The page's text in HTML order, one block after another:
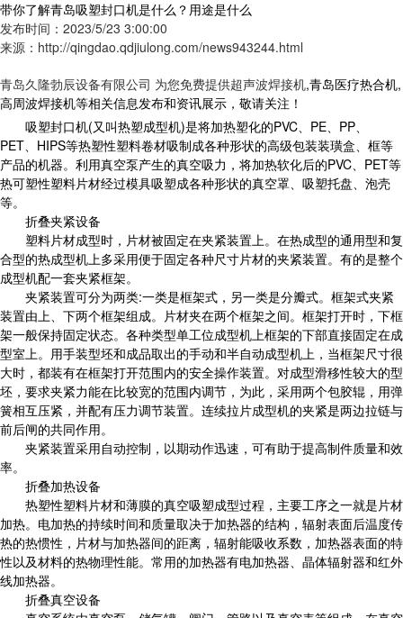
带你了解青岛吸塑封口机是什么？用途是什么
发布时间：2023/5/23 3:00:00
来源：http://qingdao.qdjiulong.com/news943244.html
青岛久隆勃辰设备有限公司 为您免费提供超声波焊接机,青岛医疗热合机,
高周波焊接机等相关信息发布和资讯展示，敬请关注！
吸塑封口机(又叫热塑成型机)是将加热塑化的PVC、PE、PP、
PET、HIPS等热塑性塑料卷材吸制成各种形状的高级包装装璜盒、框等
产品的机器。利用真空泵产生的真空吸力，将加热软化后的PVC、PET等
热可塑性塑料片材经过模具吸塑成各种形状的真空罩、吸塑托盘、泡壳
等。
折叠夹紧设备
塑料片材成型时，片材被固定在夹紧装置上。在热成型的通用型和复
合型的热成型机上多采用便于固定各种尺寸片材的夹紧装置。有的是整个
成型机配一套夹紧框架。
夹紧装置可分为两类:一类是框架式，另一类是分瓣式。框架式夹紧
装置由上、下两个框架组成。片材夹在两个框架之间。框架打开时，下框
架一般保持固定状态。各种类型单工位成型机上框架的下部直接固定在成
型室上。用手装型坯和成品取出的手动和半自动成型机上，当框架尺寸很
大时，都装有在框架打开范围内的安全操作装置。对成型滑移性较大的型
坯，要求夹紧力能在比较宽的范围内调节，为此，采用两个包胶辊，用弹
簧相互压紧，并配有压力调节装置。连续拉片成型机的夹紧是两边拉链与
前后闸的共同作用。
夹紧装置采用自动控制，以期动作迅速，可有助于提高制件质量和效
率。
折叠加热设备
热塑性塑料片材和薄膜的真空吸塑成型过程，主要工序之一就是片材
加热。电加热的持续时间和质量取决于加热器的结构，辐射表面后温度传
热的热惯性，片材与加热器间的距离，辐射能吸收系数，加热器表面的特
性以及材料的热物理性能。常用的加热器有电加热器、晶体辐射器和红外
线加热器。
折叠真空设备